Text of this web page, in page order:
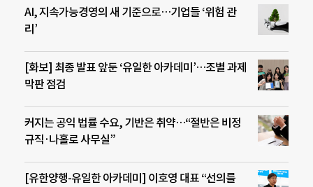
AI, 지속가능경영의 새 기준으로…기업들 ‘위험 관
리’
[화보] 최종 발표 앞둔 ‘유일한 아카데미’…조별 과제
막판 점검
커지는 공익 법률 수요, 기반은 취약…“절반은 비정
규직·나홀로 사무실”
[유한양행-유일한 아카데미] 이호영 대표 “선의를